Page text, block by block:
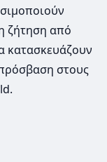
ζήτηση από
κατασκευάζουν
στους